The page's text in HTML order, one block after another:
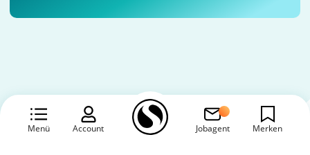
Menü Account Jobagent Merken